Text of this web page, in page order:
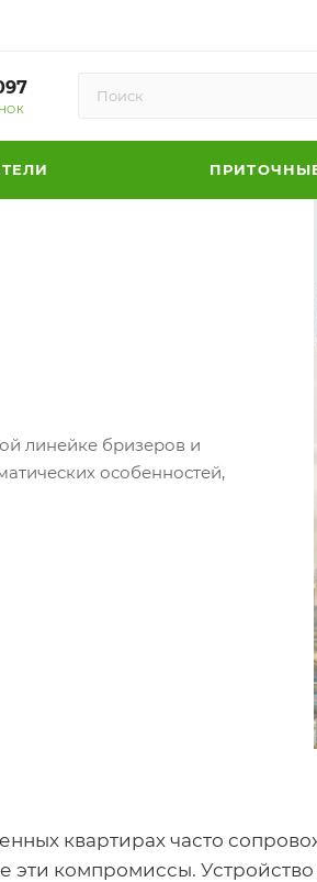
линейке бризеров и
особенностей,
квартирах часто
компромиссы.